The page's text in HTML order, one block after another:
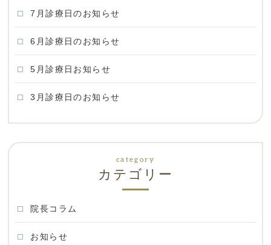
7月診療日のお知らせ
6月診療日のお知らせ
5月診療日お知らせ
3月診療日のお知らせ
カテゴリー
院長コラム
お知らせ